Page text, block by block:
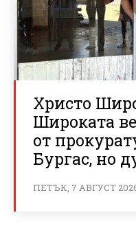
Христо
Широката
от
Бургас, но
ПЕТЪК, 7 АВГУСТ